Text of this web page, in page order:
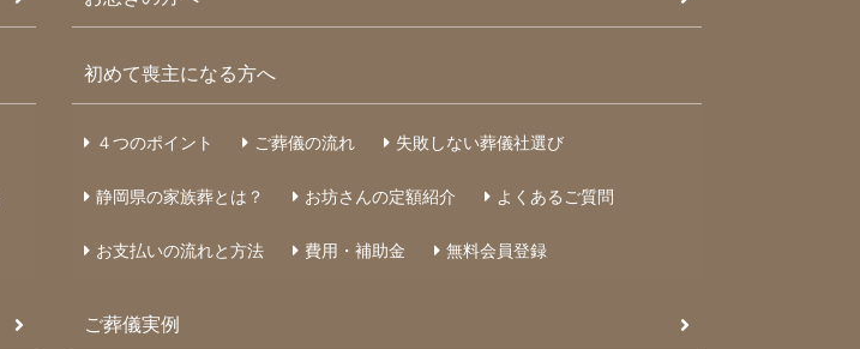
初めて喪主になる方へ
４つのポイント ご葬儀の流れ 失敗しない葬儀社選び
静岡県の家族葬とは？ お坊さんの定額紹介 よくあるご質問
お支払いの流れと方法 費用・補助金 無料会員登録
ご葬儀実例